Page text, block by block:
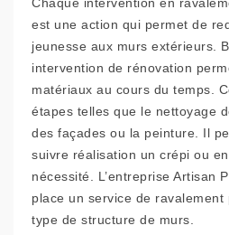
est une action qui permet de
jeunesse aux murs extérieurs.
intervention de rénovation
matériaux au cours du temps.
étapes telles que le nettoyage
des façades ou la peinture. Il
suivre réalisation un crépi ou
nécessité. L’entreprise Artisan
place un service de
type de structure de murs.